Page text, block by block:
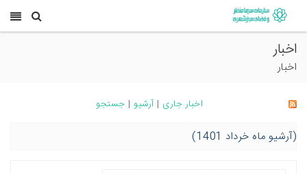
اخبار
اخبار
اخبار جاری | آرشیو | جستجو
(آرشیو ماه خرداد 1401)